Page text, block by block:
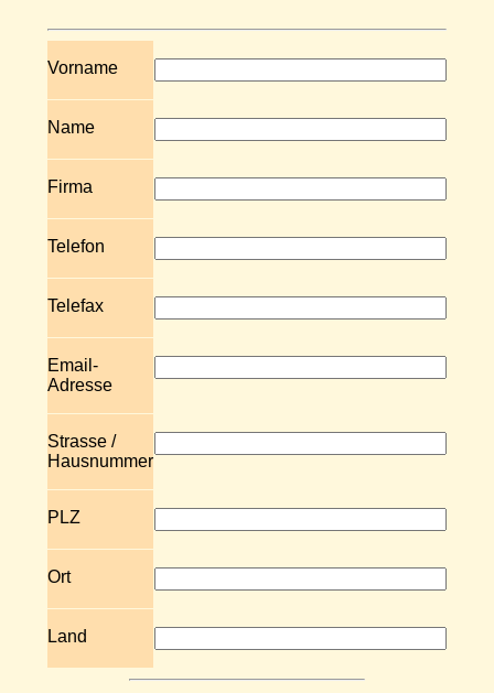
Vorname
Name
Firma
Telefon
Telefax
Email-
Adresse
Strasse /
Hausnummer
PLZ
Ort
Land